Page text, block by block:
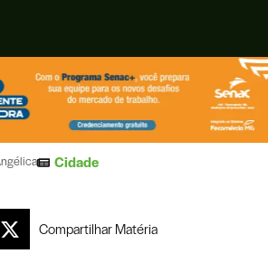
Cidade
CompartilharMatéria